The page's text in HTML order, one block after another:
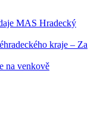
MAS Hradecký
kraje – Za
na venkově